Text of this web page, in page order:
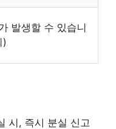
발생할 수 있습니
)
시, 즉시 분실 신고